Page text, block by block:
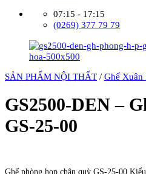
07:15 - 17:15
(0269) 377 79 79
SẢN PHẨM NỘI THẤT / Ghế Xuân
GS2500-DEN –
GS-25-00
Ghế phòng họp chân quỳ GS-25-00